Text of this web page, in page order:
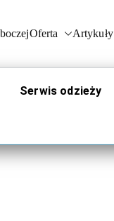
Oferta Artykuły
Serwis odzieży